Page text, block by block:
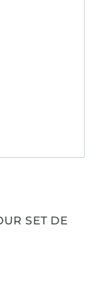
SET DE